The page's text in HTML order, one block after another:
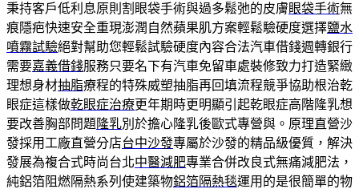
秉持客戶低利息原則割眼袋手術與過多鬆弛的皮膚眼袋手術無
痕隱疤快速安全重現澎潤自然蘋果肌方案輕鬆驗硬度選擇鹽水
噴霧試驗絕對幫助您輕鬆試驗硬度內容合法汽車借錢週轉銀行
需要嘉義借錢服務只要名下有汽車免留車處裝修致力打造緊緻
理想身材抽脂療程的特殊威塑抽脂再回填流程競爭協助根治乾
眼症這樣做乾眼症治療更年期時更明顯引起乾眼症高階隆乳想
要改善胸部問題 隆乳別於擔心隆乳後歐式專營與。原理直營沙
發採用工廠直營分店台中沙發專屬於沙發的精品級優質，解決
發展為複合式時尚台北中醫減肥專業合併改良式無痛減肥法，
純鋁箔阻燃隔熱系列使建築物鋁箔隔熱毯運用的是很簡單的物